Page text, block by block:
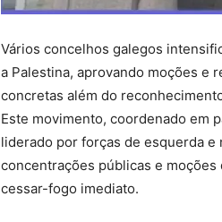
Vários concelhos galegos
a Palestina, aprovando moções e
concretas além do
Este movimento, coordenado em
liderado por forças de esquerda
concentrações públicas e moções
cessar-fogo imediato.